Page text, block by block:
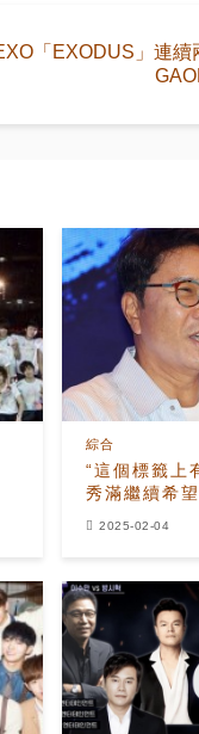
「EXODUS」連續
“這個標籤上
秀滿繼續希
綜合
2025-02-04